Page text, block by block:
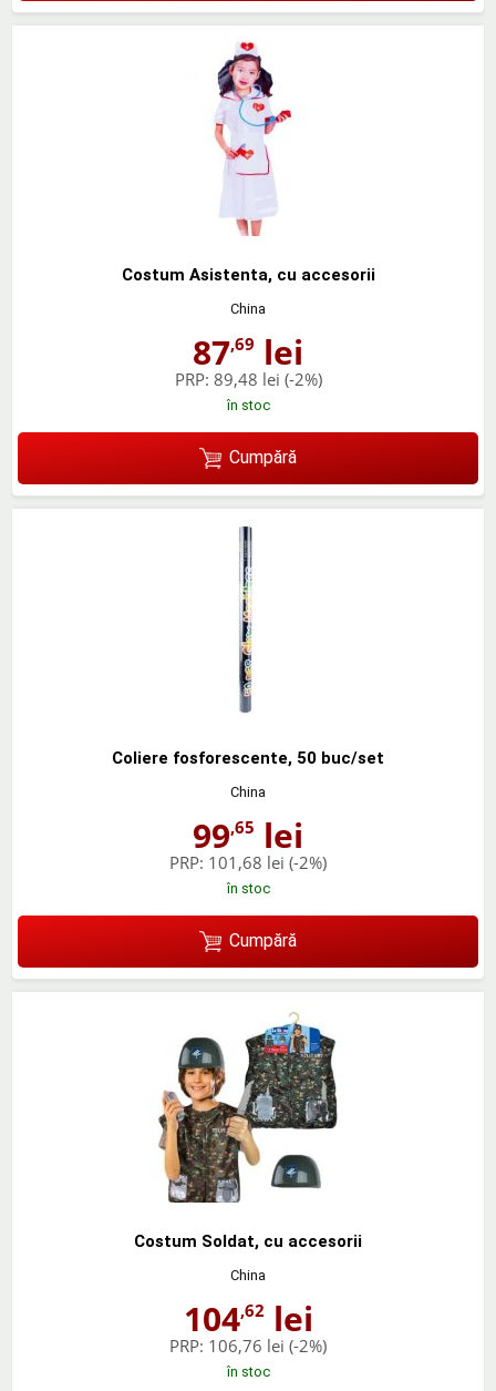
Costum Asistenta, cu accesorii
China
87,69 lei
PRP: 89,48 lei (-2%)
în stoc
Cumpără
Coliere fosforescente, 50 buc/set
China
99,65 lei
PRP: 101,68 lei (-2%)
în stoc
Cumpără
Costum Soldat, cu accesorii
China
104,62lei
PRP: 106,76 lei (-2%)
în stoc